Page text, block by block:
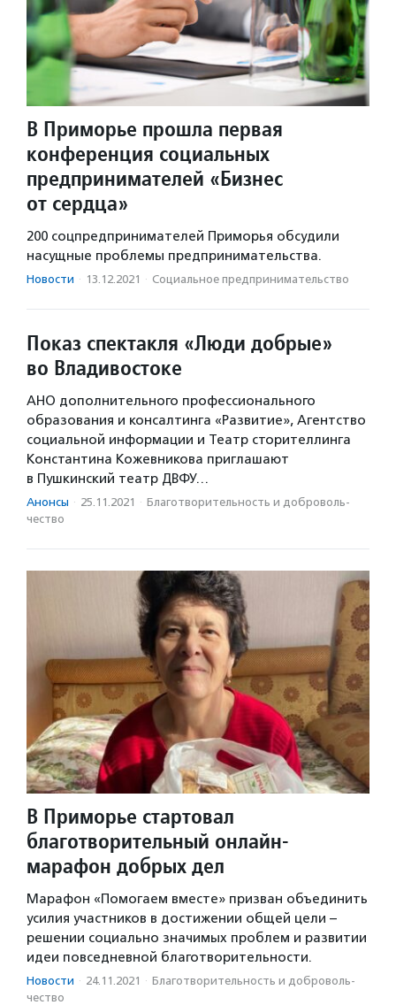
В Приморье прошла первая
конференция социальных
предпринимателей «Бизнес
от сердца»
200 соцпредпринимателей Приморья обсудили
насущные проблемы предпринимательства.
Новости · 13.12.2021 · Социальное предпри­нима­тель­ство
Показ спектакля «Люди добрые»
во Владивостоке
АНО дополнительного профессионального
образования и консалтинга «Развитие», Агентство
социальной информации и Театр сторителлинга
Константина Кожевникова приглашают
в Пушкинский театр ДВФУ…
Анонсы · 25.11.2021 · Благотвори­тель­ность и доброволь­
чест­во
В Приморье стартовал
благотворительный онлайн-
марафон добрых дел
Марафон «Помогаем вместе» призван объединить
усилия участников в достижении общей цели –
решении социально значимых проблем и развитии
идеи повседневной благотворительности.
Новости · 24.11.2021 · Благотвори­тель­ность и доброволь­
чест­во